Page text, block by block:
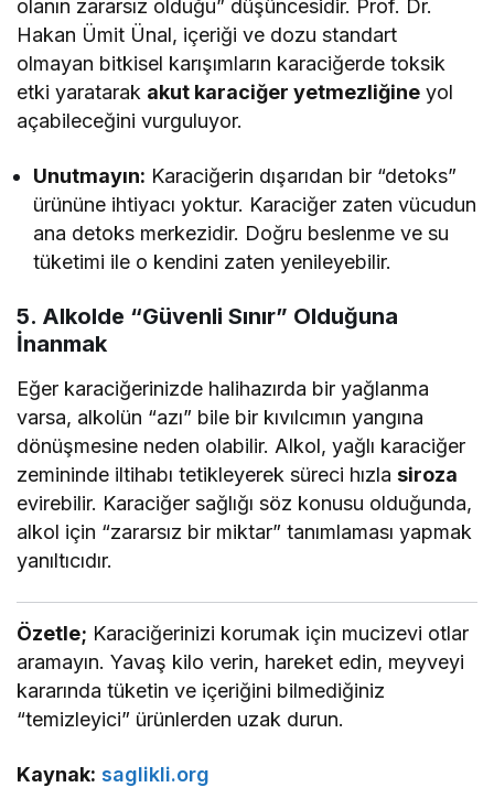
olanın zararsız olduğu” düşüncesidir. Prof. Dr.
Hakan Ümit Ünal, içeriği ve dozu standart
olmayan bitkisel karışımların karaciğerde toksik
etki yaratarak akut karaciğer yetmezliğine yol
açabileceğini vurguluyor.
Unutmayın: Karaciğerin dışarıdan bir “detoks”
ürününe ihtiyacı yoktur. Karaciğer zaten vücudun
ana detoks merkezidir. Doğru beslenme ve su
tüketimi ile o kendini zaten yenileyebilir.
5. Alkolde “Güvenli Sınır” Olduğuna
İnanmak
Eğer karaciğerinizde halihazırda bir yağlanma
varsa, alkolün “azı” bile bir kıvılcımın yangına
dönüşmesine neden olabilir. Alkol, yağlı karaciğer
zemininde iltihabı tetikleyerek süreci hızlasiroza
evirebilir. Karaciğer sağlığı söz konusu olduğunda,
alkol için “zararsız bir miktar” tanımlaması yapmak
yanıltıcıdır.
Özetle; Karaciğerinizi korumak için mucizevi otlar
aramayın. Yavaş kilo verin, hareket edin, meyveyi
kararında tüketin ve içeriğini bilmediğiniz
“temizleyici” ürünlerden uzak durun.
Kaynak: saglikli.org